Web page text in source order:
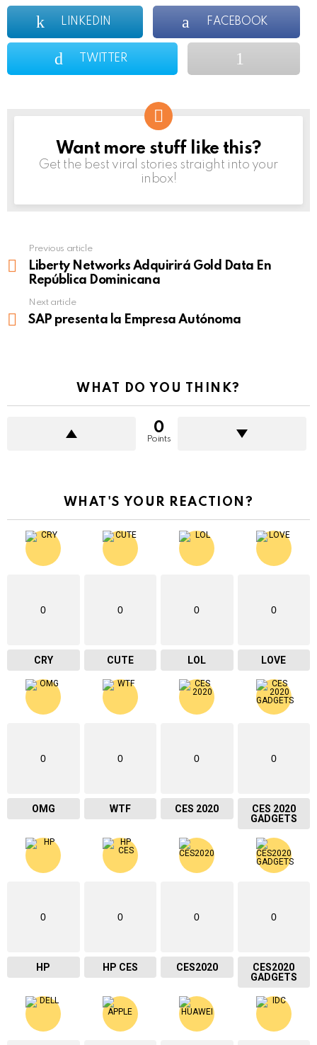
LINKEDIN FACEBOOK
TWITTER
NEWSLETTER
Want more stuff like this?
Get the best viral stories straight into your
inbox!
more
Previous article
Liberty Networks Adquirirá Gold Data En
República Dominicana
Next article
SAP presenta la Empresa Autónoma
WHAT DO YOU THINK?
0
Points
WHAT'S YOUR REACTION?
0
CRY
0
CUTE
0
LOL
0
LOVE
0
OMG
0
WTF
0
CES 2020
0
CES 2020
GADGETS
0
HP
0
HP CES
0
CES2020
0
CES2020
GADGETS